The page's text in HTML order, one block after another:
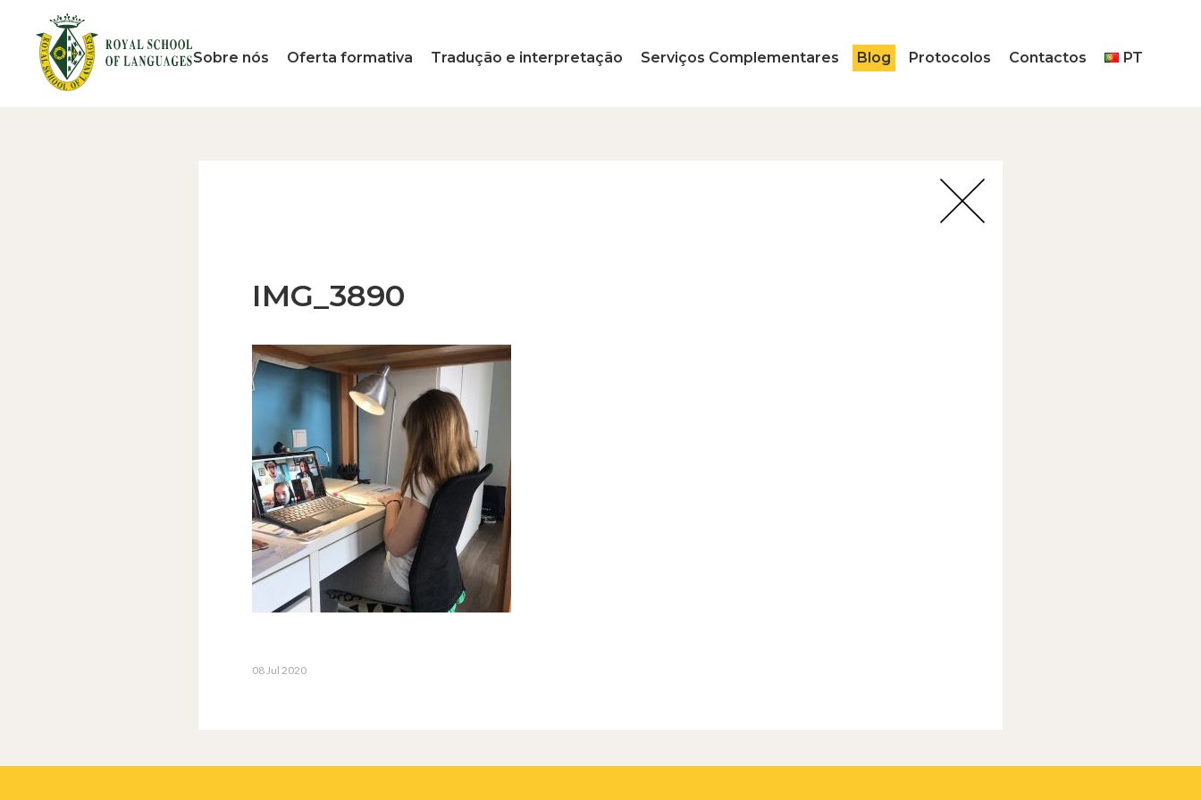
Sobre nós Oferta formativa Tradução e interpretação Serviços Complementares Blog Protocolos Contactos PT
IMG_3890
08 Jul 2020